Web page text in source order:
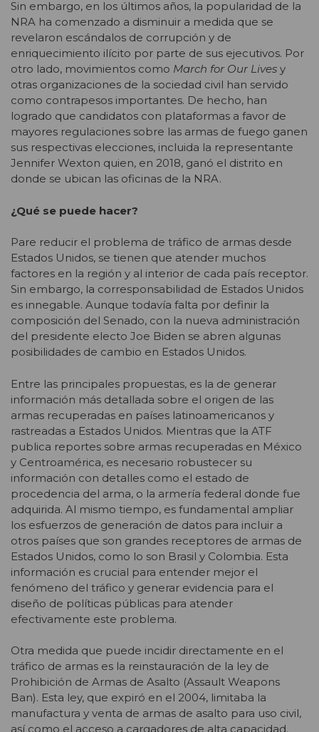
Sin embargo, en los últimos años, la popularidad de la
NRA ha comenzado a disminuir a medida que se
revelaron escándalos de corrupción y de
enriquecimiento ilícito por parte de sus ejecutivos. Por
otro lado, movimientos como March for Our Lives y
otras organizaciones de la sociedad civil han servido
como contrapesos importantes. De hecho, han
logrado que candidatos con plataformas a favor de
mayores regulaciones sobre las armas de fuego ganen
sus respectivas elecciones, incluida la representante
Jennifer Wexton quien, en 2018, ganó el distrito en
donde se ubican las oficinas de la NRA.
¿Qué se puede hacer?
Pare reducir el problema de tráfico de armas desde
Estados Unidos, se tienen que atender muchos
factores en la región y al interior de cada país receptor.
Sin embargo, la corresponsabilidad de Estados Unidos
es innegable. Aunque todavía falta por definir la
composición del Senado, con la nueva administración
del presidente electo Joe Biden se abren algunas
posibilidades de cambio en Estados Unidos.
Entre las principales propuestas, es la de generar
información más detallada sobre el origen de las
armas recuperadas en países latinoamericanos y
rastreadas a Estados Unidos. Mientras que la ATF
publica reportes sobre armas recuperadas en México
y Centroamérica, es necesario robustecer su
información con detalles como el estado de
procedencia del arma, o la armería federal donde fue
adquirida. Al mismo tiempo, es fundamental ampliar
los esfuerzos de generación de datos para incluir a
otros países que son grandes receptores de armas de
Estados Unidos, como lo son Brasil y Colombia. Esta
información es crucial para entender mejor el
fenómeno del tráfico y generar evidencia para el
diseño de políticas públicas para atender
efectivamente este problema.
Otra medida que puede incidir directamente en el
tráfico de armas es la reinstauración de la ley de
Prohibición de Armas de Asalto (Assault Weapons
Ban). Esta ley, que expiró en el 2004, limitaba la
manufactura y venta de armas de asalto para uso civil,
así como el acceso a cargadores de alta capacidad.